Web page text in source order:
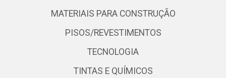
MATERIAIS PARA CONSTRUÇÃO
PISOS/REVESTIMENTOS
TECNOLOGIA
TINTAS E QUÍMICOS